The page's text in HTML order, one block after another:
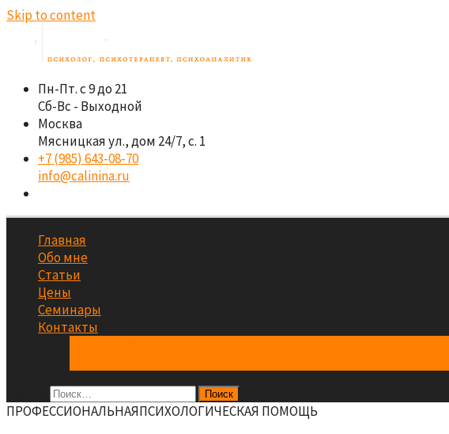
Skip to content
Пн-Пт. с 9 до 21
Сб-Вс - Выходной
Москва
Мясницкая ул., дом 24/7, с. 1
+7 (985) 643-08-70
info@calinina.ru
Главная
Обо мне
Статьи
Цены
Семинары
Контакты
ПРОФЕCСИОНАЛЬНАЯПСИХОЛОГИЧЕСКАЯ ПОМОЩЬ